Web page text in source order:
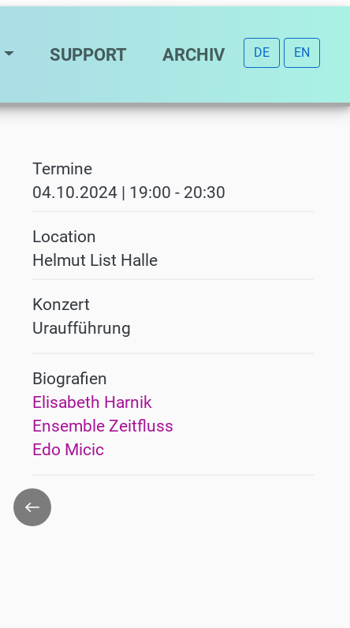
SUPPORT ARCHIV DE EN
Termine
04.10.2024 | 19:00 - 20:30
Location
Helmut List Halle
Konzert
Uraufführung
Biografien
Elisabeth Harnik
Ensemble Zeitfluss
Edo Micic
Zurück